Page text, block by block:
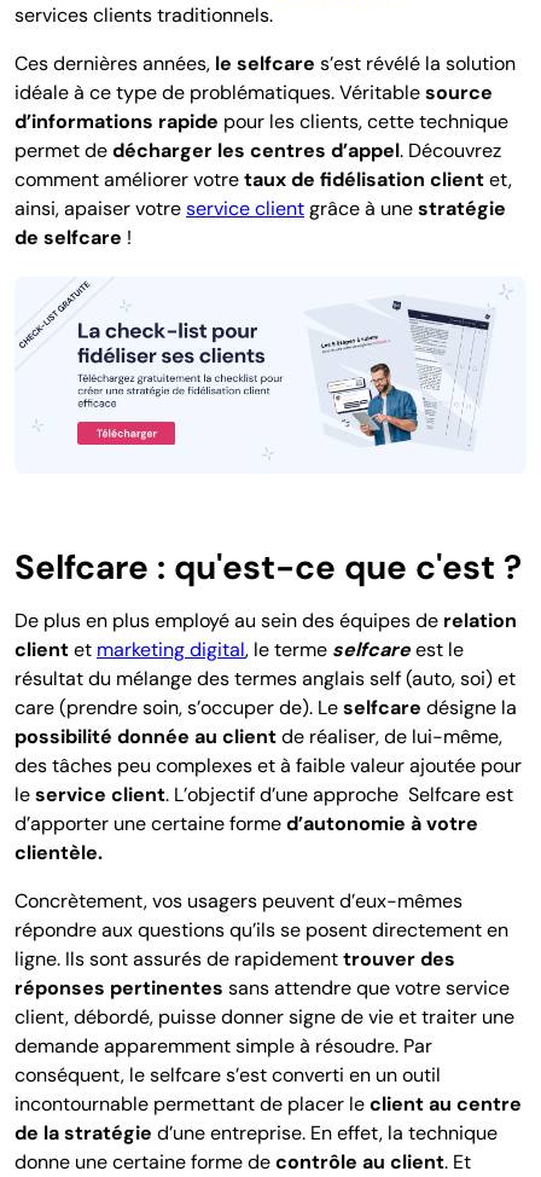
services clients traditionnels.
Ces dernières années, le selfcare s’est révélé la solution
idéale à ce type de problématiques. Véritablesource
d’informations rapide pour les clients, cette technique
permet dedécharger les centres d’appel. Découvrez
comment améliorer votretaux de fidélisation clientet,
ainsi, apaiser votreservice clientgrâce à unestratégie
de selfcare !
Selfcare : qu'est-ce que c'est ?
De plus en plus employé au sein des équipes de relation
clientet marketing digital, le terme selfcareest le
résultat du mélange des termes anglais self (auto, soi) et
care (prendre soin, s’occuper de). Leselfcare désigne la
possibilité donnée au clientde réaliser, de lui-même,
des tâches peu complexes et à faible valeur ajoutée pour
leservice client. L’objectif d’une approche Selfcareest
d’apporter une certaine formed’autonomie à votre
clientèle.
Concrètement, vos usagers peuvent d’eux-mêmes
répondre aux questions qu’ils se posent directement en
ligne. Ils sont assurés de rapidementtrouver des
réponses pertinentes sans attendre que votre service
client, débordé, puisse donner signe de vie et traiter une
demande apparemment simple à résoudre. Par
conséquent, le selfcare s’est converti en un outil
incontournable permettant de placer leclient au centre
de la stratégie d’uneentreprise. En effet, la technique
donne une certaine forme decontrôle au client. Et